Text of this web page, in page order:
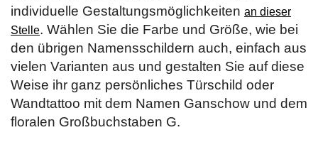
individuelle Gestaltungsmöglichkeiten an dieser
Stelle. Wählen Sie die Farbe und Größe, wie bei
den übrigen Namensschildern auch, einfach aus
vielen Varianten aus und gestalten Sie auf diese
Weise ihr ganz persönliches Türschild oder
Wandtattoo mit dem Namen Ganschow und dem
floralen Großbuchstaben G.